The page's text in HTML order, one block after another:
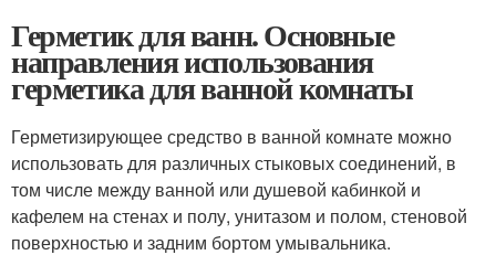
Герметик для ванн. Основные
направления использования
герметика для ванной комнаты
Герметизирующее средство в ванной комнате можно
использовать для различных стыковых соединений, в
том числе между ванной или душевой кабинкой и
кафелем на стенах и полу, унитазом и полом, стеновой
поверхностью и задним бортом умывальника.